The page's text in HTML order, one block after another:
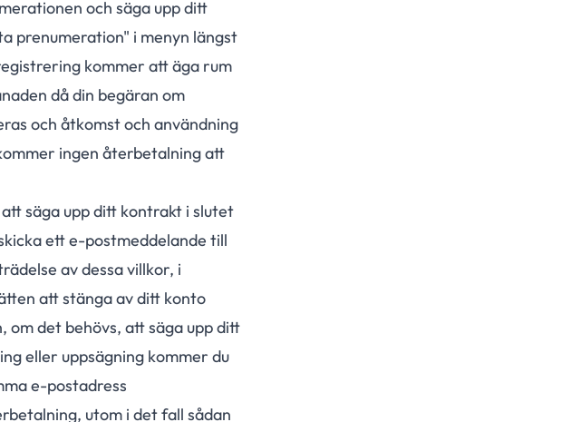
och säga upp ditt
prenumeration" i menyn längst
kommer att äga rum
då din begäran om
och åtkomst och användning
ingen återbetalning att
säga upp ditt kontrakt i slutet
ett e-postmeddelande till
av dessa villkor, i
att stänga av ditt konto
det behövs, att säga upp ditt
eller uppsägning kommer du
e-postadress
utom i det fall sådan